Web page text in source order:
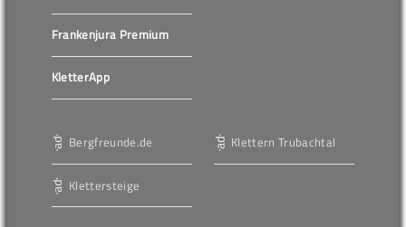
Frankenjura Premium
KletterApp
Bergfreunde.de
Klettersteige
Klettern Trubachtal